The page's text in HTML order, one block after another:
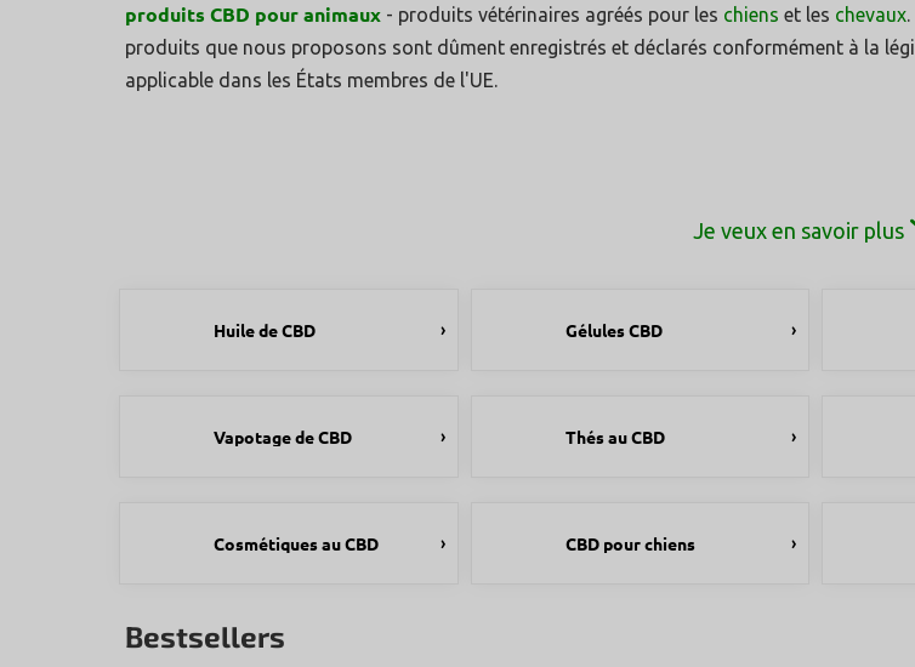
produits CBD pour animaux - produits vétérinaires agréés pour les chiens et les chevaux
produits que nous proposons sont dûment enregistrés et déclarés conformément à la
applicable dans les États membres de l'UE.
Je veux en savoir plus
Huile de CBD Gélules CBD
Vapotage de CBD Thés au CBD
Cosmétiques au CBD CBD pour chiens
Bestsellers